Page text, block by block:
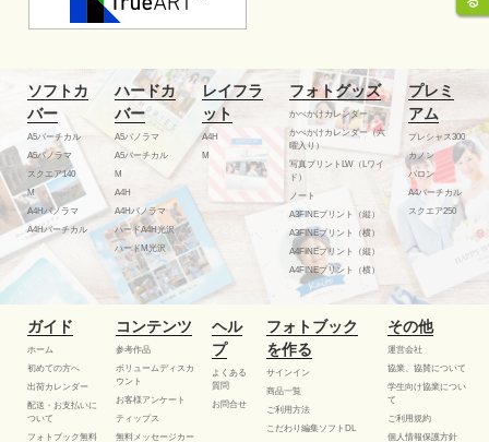
ソフトカ
バー
A5バーチカル
A5パノラマ
スクエア140
M
A4Hパノラマ
A4Hバーチカル
ハードカ
バー
A5パノラマ
A5バーチカル
M
A4H
A4Hパノラマ
ハードA4H光沢
ハードM光沢
レイフラ
ット
A4H
M
フォトグッズ
かべかけカレンダー
かべかけカレンダー（六
曜入り）
写真プリントLW（Lワイ
ド）
ノート
A3FINEプリント（縦）
A3FINEプリント（横）
A4FINEプリント（縦）
A4FINEプリント（横）
プレミ
アム
プレシャス300
カノン
バロン
A4バーチカル
スクエア250
ガイド
ホーム
初めての方へ
出荷カレンダー
配送・お支払いに
ついて
フォトブック無料
コンテンツ
参考作品
ボリュームディスカ
ウント
お客様アンケート
ティップス
無料メッセージカー
ヘル
プ
よくある
質問
お問合せ
フォトブック
を作る
サインイン
商品一覧
ご利用方法
こだわり編集ソフトDL
その他
運営会社
協業、協賛について
学生向け協業につい
て
ご利用規約
個人情報保護方針